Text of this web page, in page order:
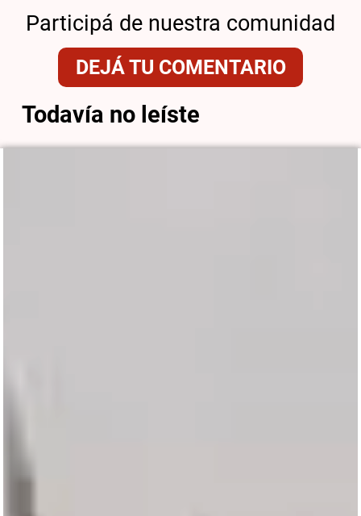
Participá de nuestra comunidad
DEJÁ TU COMENTARIO
Todavía no leíste